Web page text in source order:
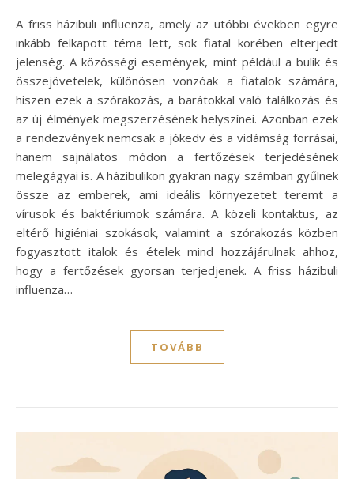
A friss házibuli influenza, amely az utóbbi években egyre
inkább felkapott téma lett, sok fiatal körében elterjedt
jelenség. A közösségi események, mint például a bulik és
összejövetelek, különösen vonzóak a fiatalok számára,
hiszen ezek a szórakozás, a barátokkal való találkozás és
az új élmények megszerzésének helyszínei. Azonban ezek
a rendezvények nemcsak a jókedv és a vidámság forrásai,
hanem sajnálatos módon a fertőzések terjedésének
melegágyai is. A házibulikon gyakran nagy számban gyűlnek
össze az emberek, ami ideális környezetet teremt a
vírusok és baktériumok számára. A közeli kontaktus, az
eltérő higiéniai szokások, valamint a szórakozás közben
fogyasztott italok és ételek mind hozzájárulnak ahhoz,
hogy a fertőzések gyorsan terjedjenek. A friss házibuli
influenza…
TOVÁBB